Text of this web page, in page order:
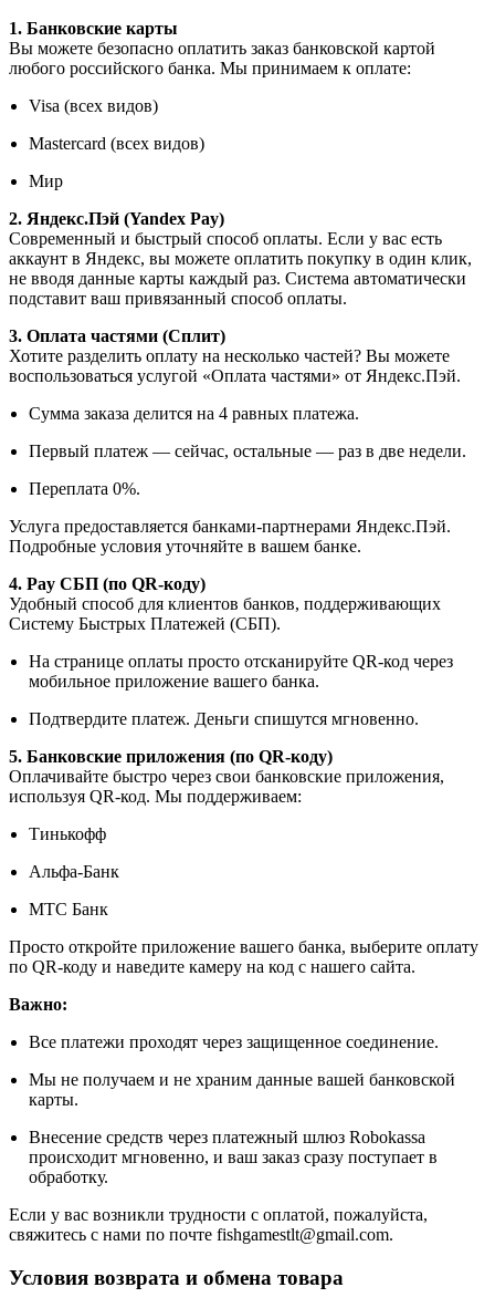
1. Банковские карты
Вы можете безопасно оплатить заказ банковской картой
любого российского банка. Мы принимаем к оплате:
Visa (всех видов)
Mastercard (всех видов)
Мир
2. Яндекс.Пэй (Yandex Pay)
Современный и быстрый способ оплаты. Если у вас есть
аккаунт в Яндекс, вы можете оплатить покупку в один клик,
не вводя данные карты каждый раз. Система автоматически
подставит ваш привязанный способ оплаты.
3. Оплата частями (Сплит)
Хотите разделить оплату на несколько частей? Вы можете
воспользоваться услугой «Оплата частями» от Яндекс.Пэй.
Сумма заказа делится на 4 равных платежа.
Первый платеж — сейчас, остальные — раз в две недели.
Переплата 0%.
Услуга предоставляется банками-партнерами Яндекс.Пэй.
Подробные условия уточняйте в вашем банке.
4. Pay СБП (по QR-коду)
Удобный способ для клиентов банков, поддерживающих
Систему Быстрых Платежей (СБП).
На странице оплаты просто отсканируйте QR-код через
мобильное приложение вашего банка.
Подтвердите платеж. Деньги спишутся мгновенно.
5. Банковские приложения (по QR-коду)
Оплачивайте быстро через свои банковские приложения,
используя QR-код. Мы поддерживаем:
Тинькофф
Альфа-Банк
МТС Банк
Просто откройте приложение вашего банка, выберите оплату
по QR-коду и наведите камеру на код с нашего сайта.
Важно:
Все платежи проходят через защищенное соединение.
Мы не получаем и не храним данные вашей банковской
карты.
Внесение средств через платежный шлюз Robokassa
происходит мгновенно, и ваш заказ сразу поступает в
обработку.
Если у вас возникли трудности с оплатой, пожалуйста,
свяжитесь с нами по почте fishgamestlt@gmail.com.
Условия возврата и обмена товара